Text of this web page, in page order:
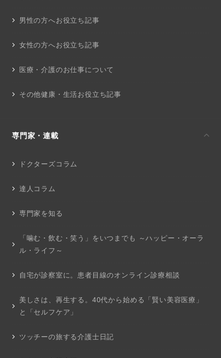
男性の方へお役立ち記事
女性の方へお役立ち記事
医療・介護のお仕事について
その他健康・生活お役立ち記事
専門家・連載
ドクターズコラム
達人コラム
専門家を知る
「噛む・飲む・笑う」をいつまでも ～ハッピー・オーラ
ル・ライフ～
自宅が診察室に。患者目線のオンライン診療相談
美しさは、再生する。40代から始める「賢い美容医療」
と「セルフケア」
ツッチーの旅する介護士日記